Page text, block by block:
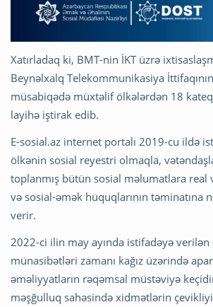
Xatırladaq ki, BMT-nin İKT üzrə
Beynəlxalq Telekommunikasiya
müsabiqədə müxtəlif ölkələrdən 18
layihə iştirak edib.
E-sosial.az internet portalı 2019-cu ildə
ölkənin sosial reyestri olmaqla,
toplanmış bütün sosial məlumatlara real
və sosial-əmək hüquqlarının təminatına
verir.
2022-ci ilin may ayında istifadəyə
münasibətləri zamanı kağız üzərində
əməliyyatların rəqəmsal müstəviyə
məşğulluq sahəsində xidmətlərin